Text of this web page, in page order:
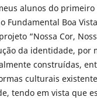
alunos do primeiro
Fundamental Boa
“Nossa Cor,
da identidade, por
construídas,
culturais
tendo em vista que